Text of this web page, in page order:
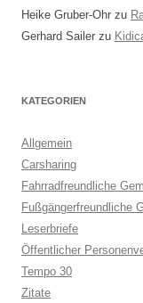
Heike Gruber-Ohr zu
Gerhard Sailer zu
KATEGORIEN
Allgemein
Carsharing
Fahrradfreundliche
Fußgängerfreundliche
Leserbriefe
Öffentlicher
Tempo 30
Zitate